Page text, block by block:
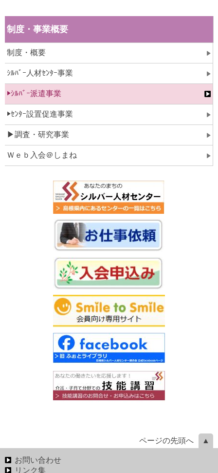
制度・事業概要
制度・概要
ｼﾙﾊﾞｰ人材ｾﾝﾀｰ事業
▶ｼﾙﾊﾞｰ派遣事業
▶ｾﾝﾀｰ設置促進事業
▶調査・研究事業
Ｗｅｂ入会＠しまね
ページの先頭へ
お問い合わせ
リンク集